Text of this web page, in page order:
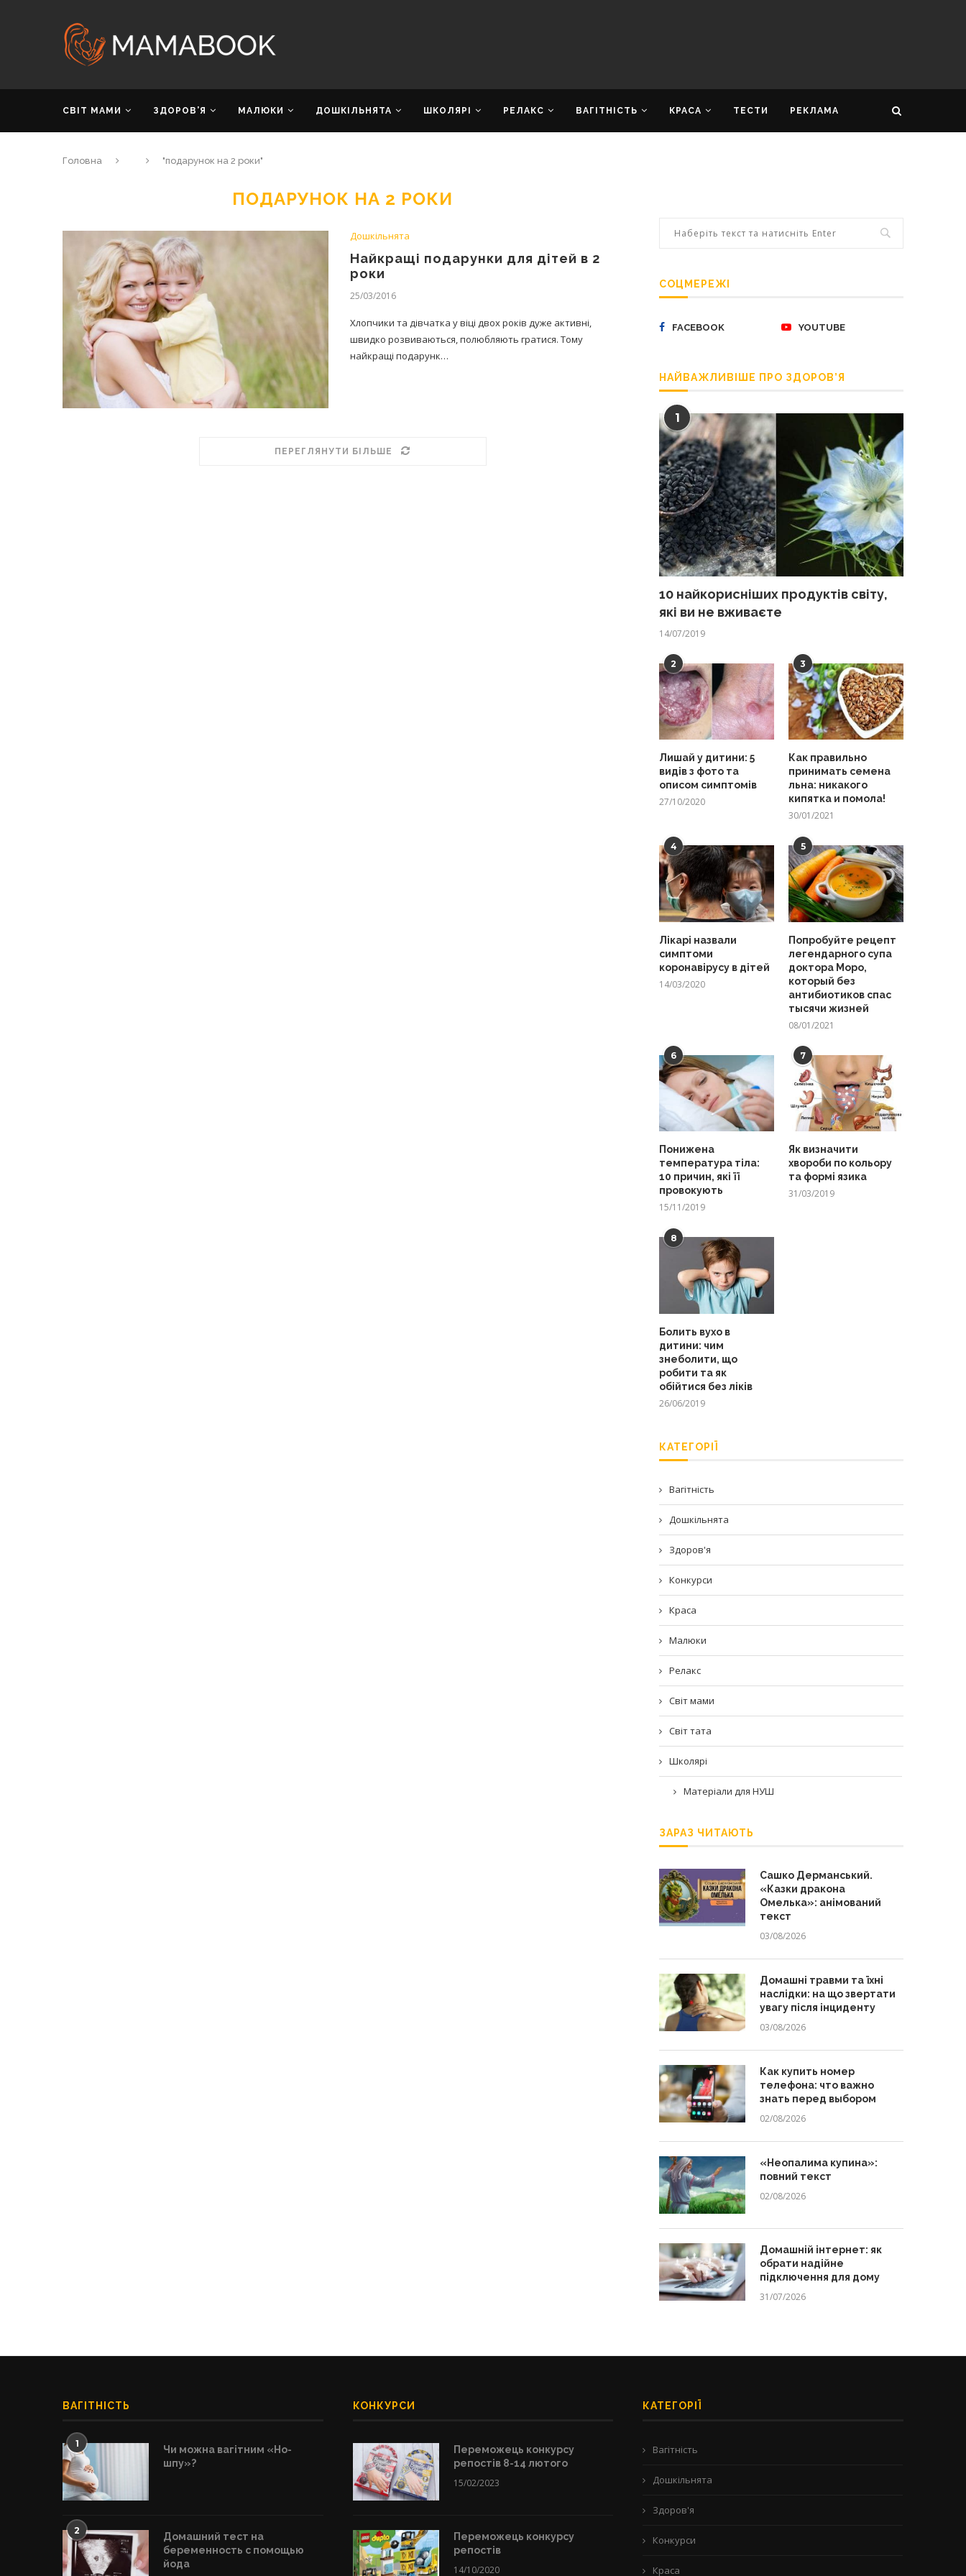
СВІТ МАМИ ЗДОРОВ’Я МАЛЮКИ ДОШКІЛЬНЯТА ШКОЛЯРІ РЕЛАКС ВАГІТНІСТЬ КРАСА ТЕСТИ РЕКЛАМА
Головна "подарунок на 2 роки"
ПОДАРУНОК НА 2 РОКИ
Дошкільнята
Найкращі подарунки для дітей в 2
роки
25/03/2016
Хлопчики та дівчатка у віці двох років дуже активні,
швидко розвиваються, полюбляють гратися. Тому
найкращі подарунк…
ПЕРЕГЛЯНУТИ БІЛЬШЕ
СОЦМЕРЕЖІ
FACEBOOK YOUTUBE
НАЙВАЖЛИВІШЕ ПРО ЗДОРОВ’Я
1
10 найкорисніших продуктів світу,
які ви не вживаєте
14/07/2019
2
Лишай у дитини: 5
видів з фото та
описом симптомів
27/10/2020
3
Как правильно
принимать семена
льна: никакого
кипятка и помола!
30/01/2021
4
Лікарі назвали
симптоми
коронавірусу в дітей
14/03/2020
5
Попробуйте рецепт
легендарного супа
доктора Моро,
который без
антибиотиков спас
тысячи жизней
08/01/2021
6
Понижена
температура тіла:
10 причин, які її
провокують
15/11/2019
7
Як визначити
хвороби по кольору
та формі язика
31/03/2019
8
Болить вухо в
дитини: чим
знеболити, що
робити та як
обійтися без ліків
26/06/2019
КАТЕГОРІЇ
Вагітність
Дошкільнята
Здоров'я
Конкурси
Краса
Малюки
Релакс
Світ мами
Світ тата
Школярі
Матеріали для НУШ
ЗАРАЗ ЧИТАЮТЬ
Сашко Дерманський.
«Казки дракона
Омелька»: анімований
текст
03/08/2026
Домашні травми та їхні
наслідки: на що звертати
увагу після інциденту
03/08/2026
Как купить номер
телефона: что важно
знать перед выбором
02/08/2026
«Неопалима купина»:
повний текст
02/08/2026
Домашній інтернет: як
обрати надійне
підключення для дому
31/07/2026
ВАГІТНІСТЬ
1
Чи можна вагітним «Но-
шпу»?
2
Домашний тест на
беременность с помощью
йода
КОНКУРСИ
Переможець конкурсу
репостів 8-14 лютого
15/02/2023
Переможець конкурсу
репостів
14/10/2020
КАТЕГОРІЇ
Вагітність
Дошкільнята
Здоров'я
Конкурси
Краса